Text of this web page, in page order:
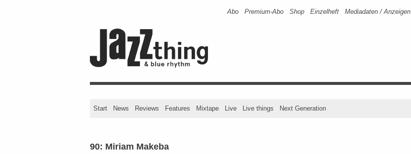
Abo Premium-Abo Shop Einzelheft Mediadaten / Anzeigen
Start News Reviews Features Mixtape Live Live things Next Generation
90: Miriam Makeba